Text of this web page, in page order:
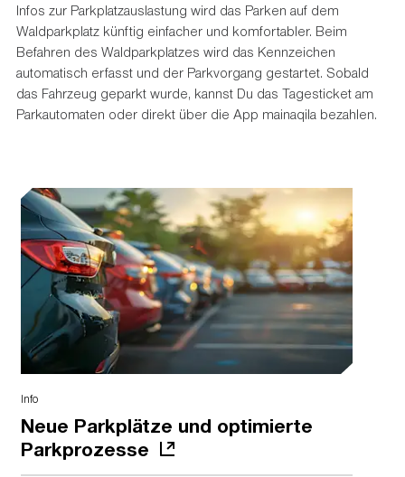
Infos zur Parkplatzauslastung wird das Parken auf dem
Waldparkplatz künftig einfacher und komfortabler. Beim
Befahren des Waldparkplatzes wird das Kennzeichen
automatisch erfasst und der Parkvorgang gestartet. Sobald
das Fahrzeug geparkt wurde, kannst Du das Tagesticket am
Parkautomaten oder direkt über die App mainaqila bezahlen.
Info
Neue Parkplätze und optimierte
Parkprozesse